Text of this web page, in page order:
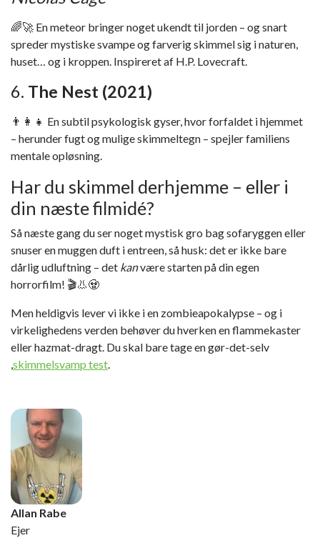
🌈🚀 En meteor bringer noget ukendt til jorden – og snart
spreder mystiske svampe og farverig skimmel sig i naturen,
huset… og i kroppen. Inspireret af H.P. Lovecraft.
6. The Nest (2021)
👨‍👩‍👧 En subtil psykologisk gyser, hvor forfaldet i hjemmet
– herunder fugt og mulige skimmeltegn – spejler familiens
mentale opløsning.
Har du skimmel derhjemme – eller i
din næste filmidé?
Så næste gang du ser noget mystisk gro bag sofaryggen eller
snuser en muggen duft i entreen, så husk: det er ikke bare
dårlig udluftning – det kanvære starten på din egen
horrorfilm! 🎬👃🧟
Men heldigvis lever vi ikke i en zombieapokalypse – og i
virkelighedens verden behøver du hverken en flammekaster
eller hazmat-dragt. Du skal bare tage en gør-det-selv
,skimmelsvamp test.
Allan Rabe
Ejer